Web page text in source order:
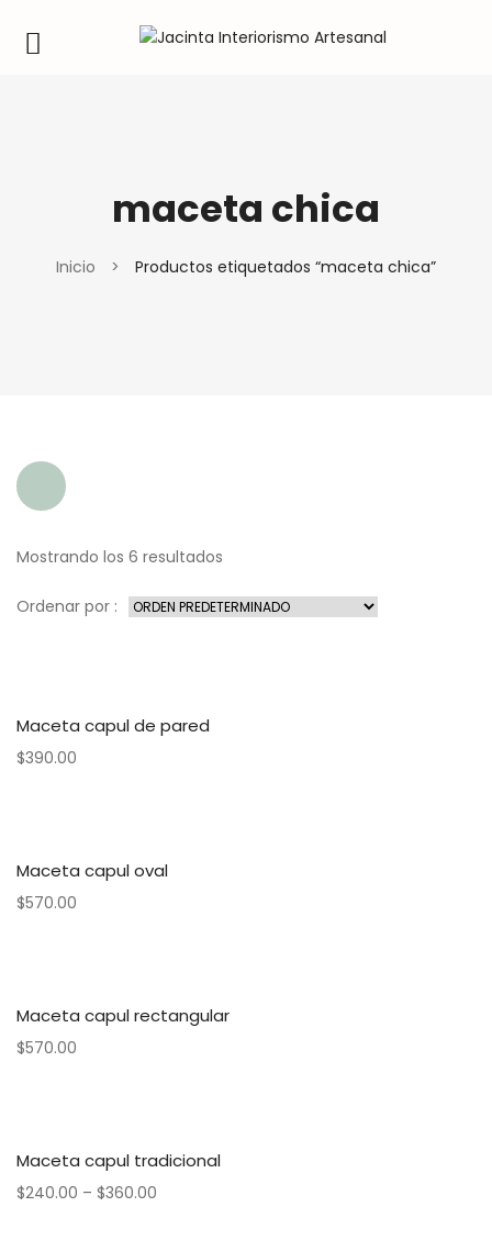
maceta chica
Inicio > Productos etiquetados “maceta chica”
Mostrando los 6 resultados
Ordenar por :
Maceta capul de pared
$390.00
Maceta capul oval
$570.00
Maceta capul rectangular
$570.00
Maceta capul tradicional
$240.00 – $360.00